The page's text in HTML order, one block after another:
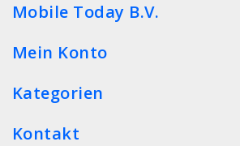
Mobile Today B.V.
Mein Konto
Kategorien
Kontakt